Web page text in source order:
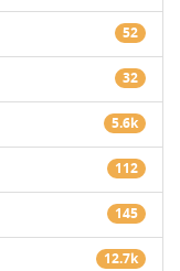
52
32
5.6k
112
145
12.7k